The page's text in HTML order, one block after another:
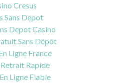
Cresus
Sans Depot
Depot Casino
Sans Dépôt
Ligne France
Rapide
Ligne Fiable